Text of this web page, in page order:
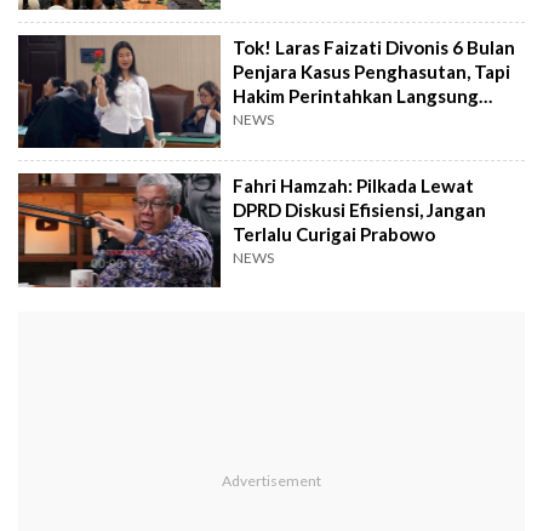
Tok! Laras Faizati Divonis 6 Bulan
Penjara Kasus Penghasutan, Tapi
Hakim Perintahkan Langsung
Bebas
NEWS
Fahri Hamzah: Pilkada Lewat
DPRD Diskusi Efisiensi, Jangan
Terlalu Curigai Prabowo
NEWS